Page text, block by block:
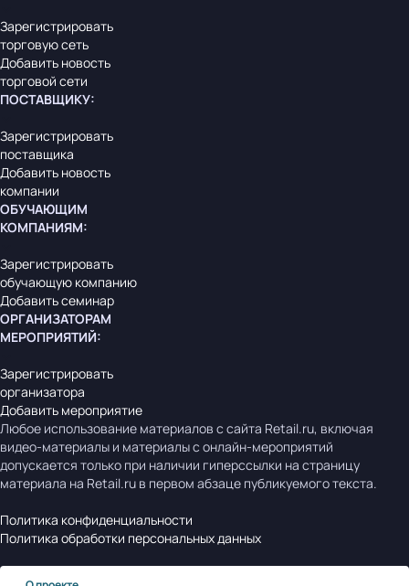
Зарегистрировать
торговую сеть
Добавить новость
торговой сети
ПОСТАВЩИКУ:
Зарегистрировать
поставщика
Добавить новость
компании
ОБУЧАЮЩИМ
КОМПАНИЯМ:
Зарегистрировать
обучающую компанию
Добавить семинар
ОРГАНИЗАТОРАМ
МЕРОПРИЯТИЙ:
Зарегистрировать
организатора
Добавить мероприятие
Любое использование материалов с сайта Retail.ru, включая
видео-материалы и материалы с онлайн-мероприятий
допускается только при наличии гиперссылки на страницу
материала на Retail.ru в первом абзаце публикуемого текста.
Политика конфиденциальности
Политика обработки персональных данных